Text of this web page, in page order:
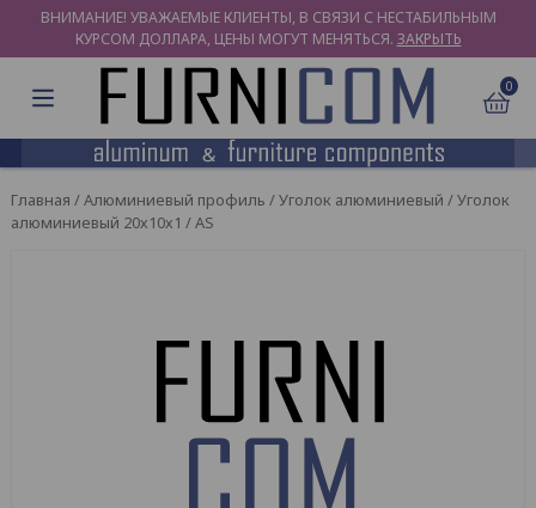
ВНИМАНИЕ! УВАЖАЕМЫЕ КЛИЕНТЫ, В СВЯЗИ С НЕСТАБИЛЬНЫМ
КУРСОМ ДОЛЛАРА, ЦЕНЫ МОГУТ МЕНЯТЬСЯ. ЗАКРЫТЬ
0
Главная /Алюминиевый профиль /Уголок алюминиевый / Уголок
алюминиевый 20х10х1 / AS